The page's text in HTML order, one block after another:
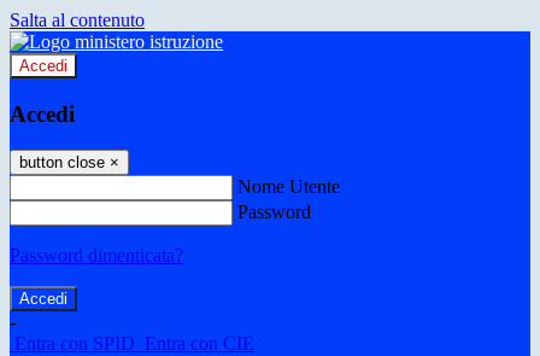
Salta al contenuto
Accedi
Accedi
button close ×
Nome Utente
Password
Password dimenticata?
-
Entra con SPID Entra con CIE